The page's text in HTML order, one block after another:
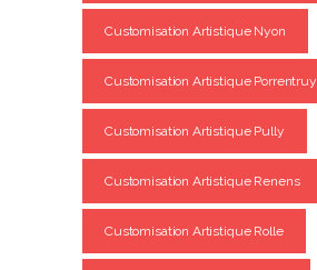
Customisation Artistique Nyon
Customisation Artistique Porrentruy
Customisation Artistique Pully
Customisation Artistique Renens
Customisation Artistique Rolle